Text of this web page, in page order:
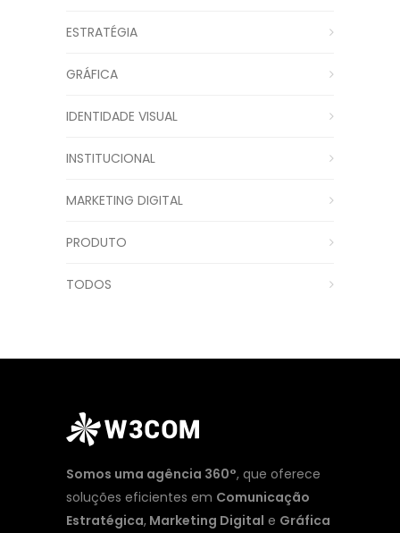
ESTRATÉGIA
GRÁFICA
IDENTIDADE VISUAL
INSTITUCIONAL
MARKETING DIGITAL
PRODUTO
TODOS
Somos uma agência 360°, que oferece
soluções eficientes em Comunicação
Estratégica, Marketing Digital e Gráfica